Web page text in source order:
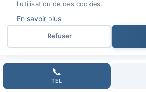
adaptés à chacun.
🤝
📞
TEL
l'utilisation de ces cookies.
En savoir plus
Refuser